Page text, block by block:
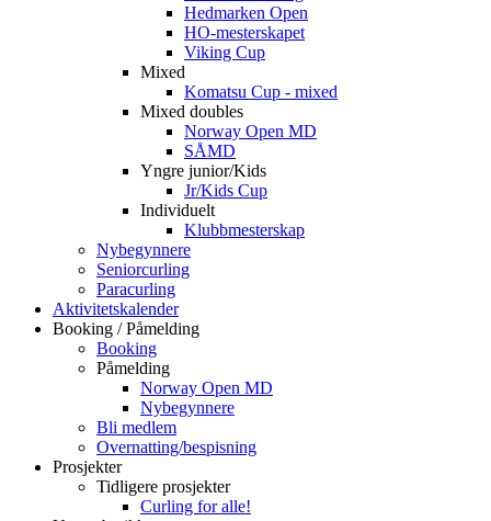
Hedmarken Open
HO-mesterskapet
Viking Cup
Mixed
Komatsu Cup - mixed
Mixed doubles
Norway Open MD
SÅMD
Yngre junior/Kids
Jr/Kids Cup
Individuelt
Klubbmesterskap
Nybegynnere
Seniorcurling
Paracurling
Aktivitetskalender
Booking / Påmelding
Booking
Påmelding
Norway Open MD
Nybegynnere
Bli medlem
Overnatting/bespisning
Prosjekter
Tidligere prosjekter
Curling for alle!